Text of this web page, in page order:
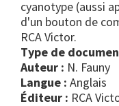
cyanotype (aussi
d'un bouton de
RCA Victor.
Type de
Auteur : N. Fauny
Langue : Anglais
Éditeur : RCA